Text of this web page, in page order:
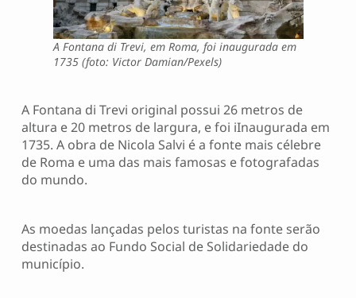
A Fontana di Trevi, em Roma, foi inaugurada em
1735 (foto: Victor Damian/Pexels)
A Fontana di Trevi original possui 26 metros de
altura e 20 metros de largura, e foi iInaugurada em
1735. A obra de Nicola Salvi é a fonte mais célebre
de Roma e uma das mais famosas e fotografadas
do mundo.
As moedas lançadas pelos turistas na fonte serão
destinadas ao Fundo Social de Solidariedade do
município.